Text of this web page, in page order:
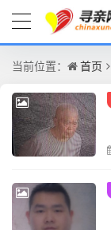
当前位置： 首页